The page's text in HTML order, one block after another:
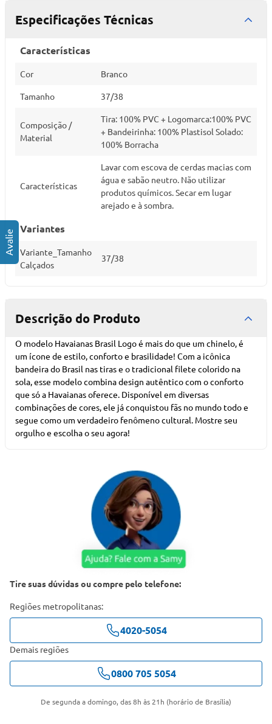
Especificações Técnicas
Características
Cor Branco
Tamanho 37/38
Composição /
Material
Tira: 100% PVC + Logomarca:100% PVC
+ Bandeirinha: 100% Plastisol Solado:
100% Borracha
Características
Lavar com escova de cerdas macias com
água e sabão neutro. Não utilizar
produtos químicos. Secar em lugar
arejado e à sombra.
Variantes
Variante_Tamanho
Calçados
37/38
Descrição do Produto
O modelo Havaianas Brasil Logo é mais do que um chinelo, é
um ícone de estilo, conforto e brasilidade! Com a icônica
bandeira do Brasil nas tiras e o tradicional filete colorido na
sola, esse modelo combina design autêntico com o conforto
que só a Havaianas oferece. Disponível em diversas
combinações de cores, ele já conquistou fãs no mundo todo e
segue como um verdadeiro fenômeno cultural. Mostre seu
orgulho e escolha o seu agora!
Tire suas dúvidas ou compre pelo telefone:
Regiões metropolitanas:
4020-5054
Demais regiões
0800 705 5054
De segunda a domingo, das 8h às 21h (horário de Brasília)